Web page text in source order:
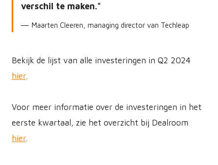
verschil te maken.
Maarten Cleeren, managing director van Techleap
Bekijk de lijst van alle investeringen in Q2 2024
hier.
Voor meer informatie over de investeringen in het
eerste kwartaal, zie het overzicht bij Dealroom
hier.